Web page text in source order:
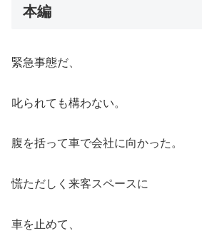
本編
緊急事態だ、
叱られても構わない。
腹を括って車で会社に向かった。
慌ただしく来客スペースに
車を止めて、